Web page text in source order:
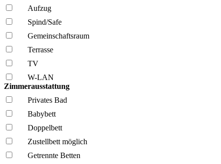
Aufzug
Spind/Safe
Gemeinschafts­raum
Terrasse
TV
W-LAN
Zimmerausstattung
Privates Bad
Babybett
Doppelbett
Zustellbett möglich
Getrennte Betten